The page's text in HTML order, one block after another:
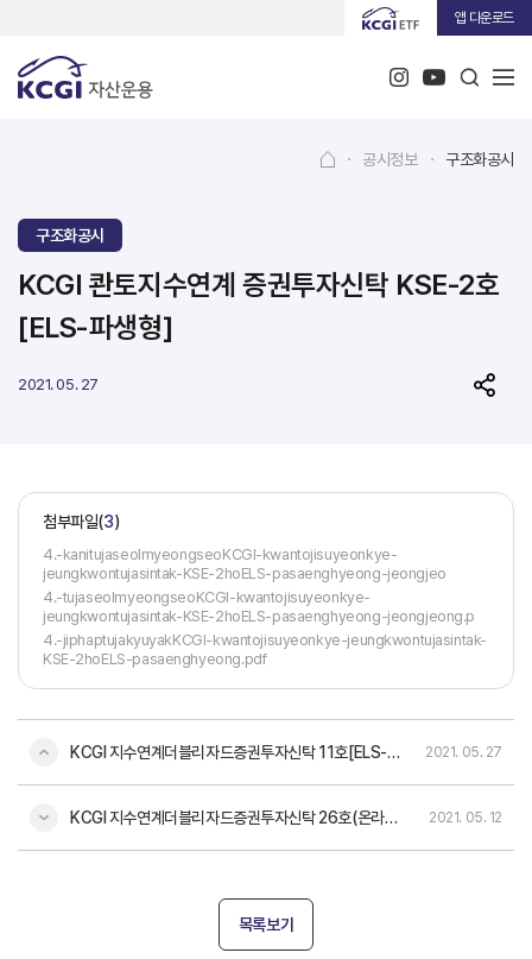
앱 다운로드
· 공시정보 · 구조화공시
구조화공시
KCGI 콴토지수연계 증권투자신탁 KSE-2호
[ELS-파생형]
2021. 05. 27
첨부파일(3)
4.-kanitujaseolmyeongseoKCGI-kwantojisuyeonkye-
jeungkwontujasintak-KSE-2hoELS-pasaenghyeong-jeongjeo
4.-tujaseolmyeongseoKCGI-kwantojisuyeonkye-
jeungkwontujasintak-KSE-2hoELS-pasaenghyeong-jeongjeong.p
4.-jiphaptujakyuyakKCGI-kwantojisuyeonkye-jeungkwontujasintak-
KSE-2hoELS-pasaenghyeong.pdf
KCGI 지수연계더블리자드증권투자신탁 11호[ELS-파생형] 2021. 05. 27
KCGI 지수연계더블리자드증권투자신탁 26호(온라인전용)[ELS-파생형] 2021. 05. 12
목록보기